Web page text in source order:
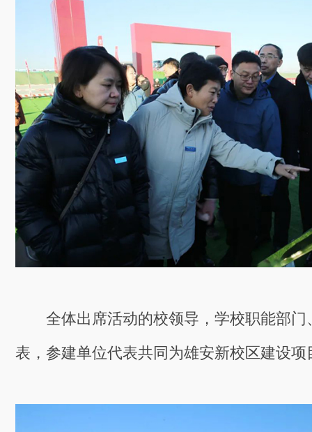
全体出席活动的校领导，学校职能部门
表，参建单位代表共同为雄安新校区建设项